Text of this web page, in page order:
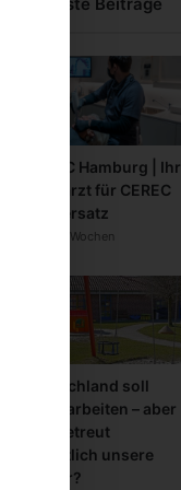
CEREC Hamburg | Ihr
Zahnarzt für CEREC
Zahnersatz
vor 3 Wochen
Deutschland soll
mehr arbeiten – aber
wer betreut
eigentlich unsere
Kinder?